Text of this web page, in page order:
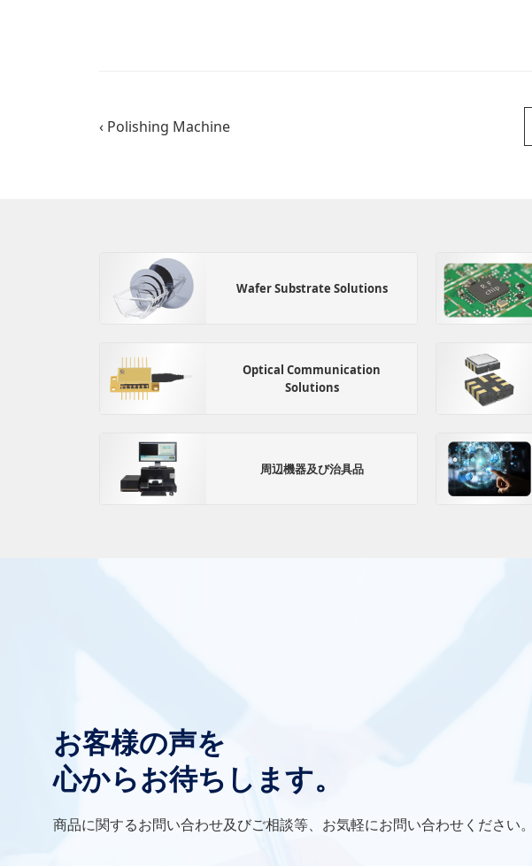
‹ Polishing Machine
Wafer Substrate Solutions
Optical Communication
Solutions
周辺機器及び治具品
お客様の声を
心からお待ちします。
商品に関するお問い合わせ及びご相談等、お気軽にお問い合わせください。